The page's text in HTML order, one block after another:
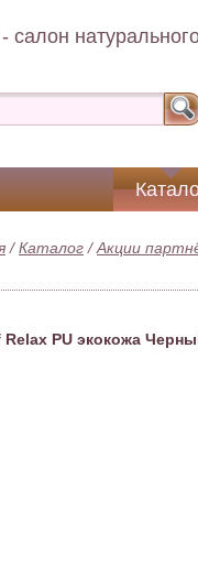
салон
/Каталог /Акции
PU экокожа